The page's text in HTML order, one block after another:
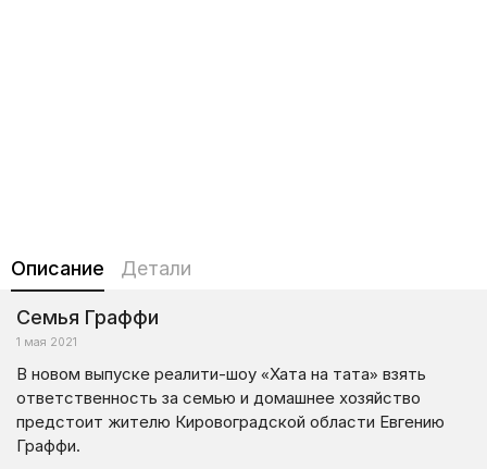
Описание Детали
Семья Граффи
1 мая 2021
В новом выпуске реалити-шоу «Хата на тата» взять
ответственность за семью и домашнее хозяйство
предстоит жителю Кировоградской области Евгению
Граффи.